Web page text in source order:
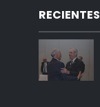
RECIENTES